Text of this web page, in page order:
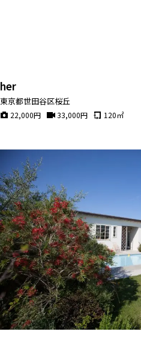
her
東京都世田谷区桜丘
22,000円 33,000円 120㎡